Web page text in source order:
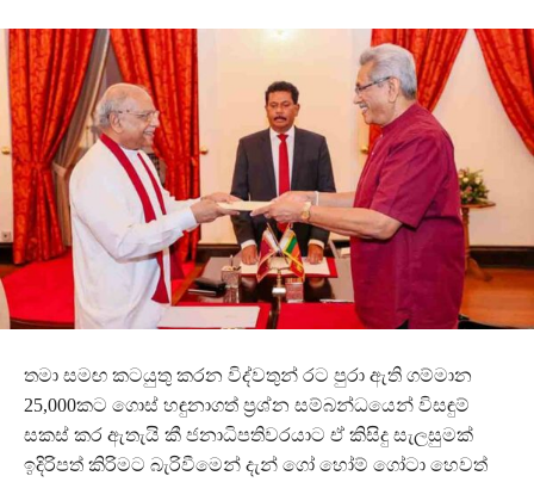
තමා සමඟ කටයුතු කරන විද්වතුන් රට පුරා ඇති ගම්මාන
25,000කට ගොස් හඳුනාගත් ප්‍රශ්න සම්බන්ධයෙන් විසඳුම්
සකස් කර ඇතැයි කී ජනාධිපතිවරයාට ඒ කිසිදු සැලසුමක්
ඉදිරිපත් කිරිමට බැරිවීමෙන් දැන් ගෝ හෝම් ගෝටා හෙවත්